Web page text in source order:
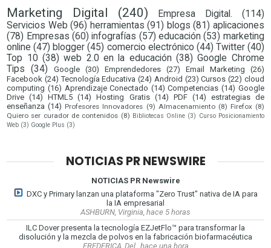
Marketing Digital (240) Empresa Digital.
(114)
Servicios Web (96) herramientas (91) blogs (81) aplicaciones
(78) Empresas (60) infografías (57) educación (53) marketing
online (47) blogger (45) comercio electrónico (44) Twitter (40)
Top 10 (38) web 2.0 en la educación (38) Google Chrome
Tips
(34) Google (30) Emprendedores (27) Email Marketing
(26)
Facebook (24) Tecnología Educativa (24) Android (23) Cursos (22) cloud
computing (16) Aprendizaje Conectado (14) Competencias (14) Google
Drive (14) HTML5 (14) Hosting Gratis (14) PDF (14) estrategias de
enseñanza (14) Profesores Innovadores (9) Almacenamiento (8) Firefox (8)
Quiero ser curador de contenidos (8) Bibliotecas Online (3) Curso Posicionamiento
Web (3) Google Plus (3)
NOTICIAS PR NEWSWIRE
NOTICIAS PR Newswire
DXC y Primary lanzan una plataforma "Zero Trust" nativa de IA para
la IA empresarial
ASHBURN, Virginia, hace 5 horas
ILC Dover presenta la tecnología EZJetFlo™ para transformar la
disolución y la mezcla de polvos en la fabricación biofarmacéutica
FREDERICA, Del., hace una hora